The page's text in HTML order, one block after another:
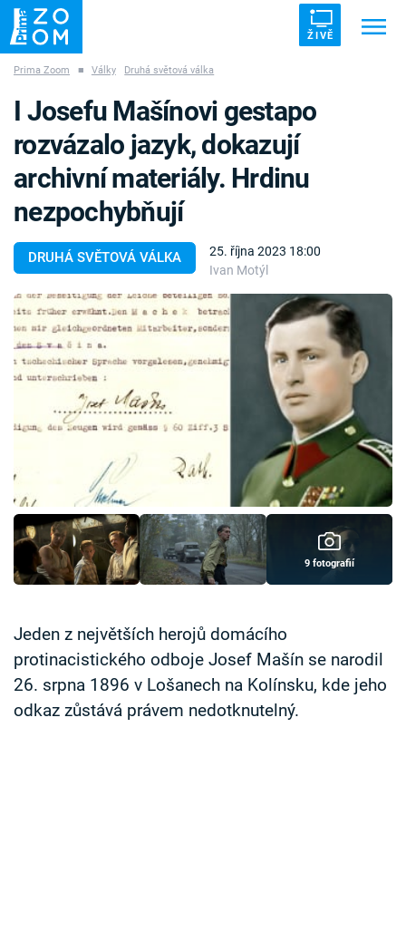
ŽIVĚ
ZÁHADY VETŘELCI DÁVNOVĚKU
Témata
Témata
Pořady
TV Program
Časopis
Sledujte prima+
Přihlášení
Prima Zoom ■ Války Druhá světová válka
DRUHÁ SVĚTOVÁ VÁLKA
25. října 2023 18:00
Ivan Motýl
I Josefu Mašínovi gestapo
rozvázalo jazyk, dokazují
archivní materiály. Hrdinu
nezpochybňují
9 fotografií
Jeden z největších herojů domácího
protinacistického odboje Josef Mašín se narodil
26. srpna 1896 v Lošanech na Kolínsku, kde jeho
odkaz zůstává právem nedotknutelný.